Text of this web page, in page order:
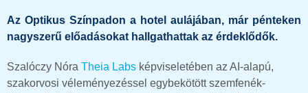
Az Optikus Színpadon a hotel aulájában, már pénteken
nagyszerű előadásokat hallgathattak az érdeklődők.
Szalóczy Nóra Theia Labs képviseletében az AI-alapú,
szakorvosi véleményezéssel egybekötött szemfenék-